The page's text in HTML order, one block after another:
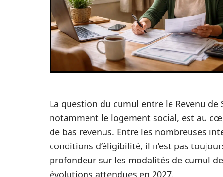
La question du cumul entre le Revenu de
notamment le logement social, est au
de bas revenus. Entre les nombreuses
conditions d’éligibilité, il n’est pas
profondeur sur les modalités de cumul
évolutions attendues en 2027.